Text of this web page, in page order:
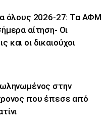
όλους 2026-27: Τα ΑΦΜ
αίτηση- Οι
και οι δικαιούχοι
στην
που έπεσε από